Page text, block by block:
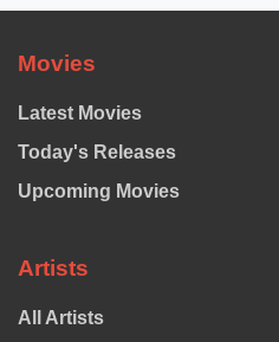
Movies
Latest Movies
Today's Releases
Upcoming Movies
Artists
All Artists